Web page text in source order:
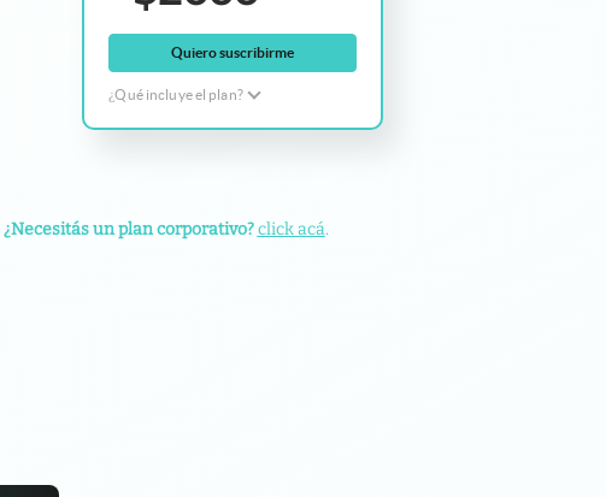
Quiero suscribirme
¿Qué incluye el plan?
¿Necesitás un plan corporativo?click acá.